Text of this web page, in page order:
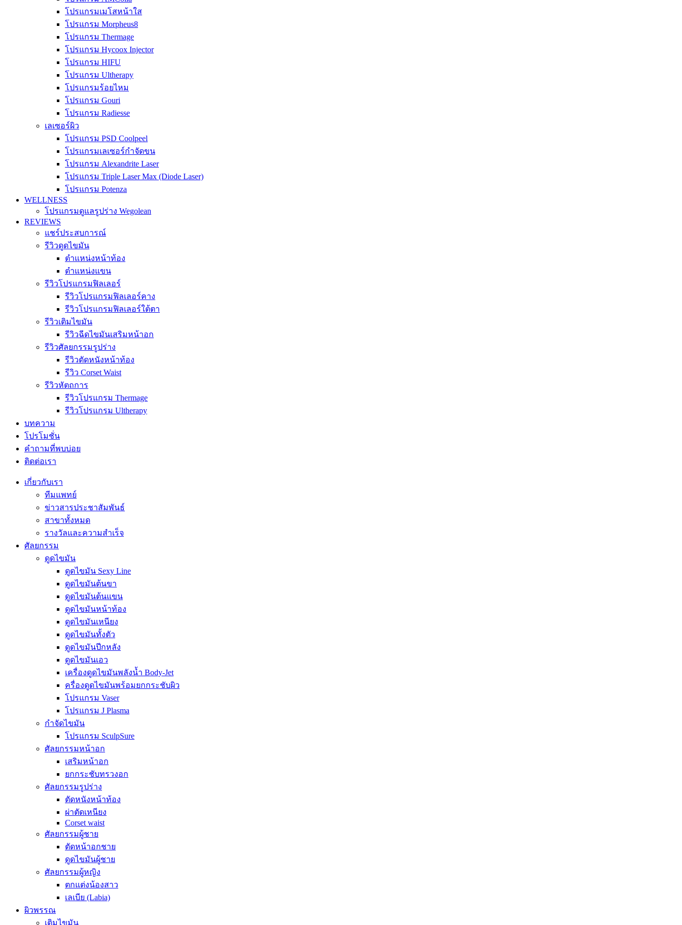
โปรแกรมเมโสหน้าใส
โปรแกรม Morpheus8
โปรแกรม Thermage
โปรแกรม Hycoox Injector
โปรแกรม HIFU
โปรแกรม Ultherapy
โปรแกรมร้อยไหม
โปรแกรม Gouri
โปรแกรม Radiesse
เลเซอร์ผิว
โปรแกรม PSD Coolpeel
โปรแกรมเลเซอร์กำจัดขน
โปรแกรม Alexandrite Laser
โปรแกรม Triple Laser Max (Diode Laser)
โปรแกรม Potenza
WELLNESS
โปรแกรมดูแลรูปร่าง Wegolean
REVIEWS
แชร์ประสบการณ์
รีวิวดูดไขมัน
ตำแหน่งหน้าท้อง
ตำแหน่งแขน
รีวิวโปรแกรมฟิลเลอร์
รีวิวโปรแกรมฟิลเลอร์คาง
รีวิวโปรแกรมฟิลเลอร์ใต้ตา
รีวิวเติมไขมัน
รีวิวฉีดไขมันเสริมหน้าอก
รีวิวศัลยกรรมรูปร่าง
รีวิวตัดหนังหน้าท้อง
รีวิว Corset Waist
รีวิวหัตถการ
รีวิวโปรแกรม Thermage
รีวิวโปรแกรม Ultherapy
บทความ
โปรโมชั่น
คำถามที่พบบ่อย
ติดต่อเรา
เกี่ยวกับเรา
ทีมแพทย์
ข่าวสารประชาสัมพันธ์
สาขาทั้งหมด
รางวัลและความสำเร็จ
ศัลยกรรม
ดูดไขมัน
ดูดไขมัน Sexy Line
ดูดไขมันต้นขา
ดูดไขมันต้นแขน
ดูดไขมันหน้าท้อง
ดูดไขมันเหนียง
ดูดไขมันทั้งตัว
ดูดไขมันปีกหลัง
ดูดไขมันเอว
เครื่องดูดไขมันพลังน้ำ Body-Jet
ครื่องดูดไขมันพร้อมยกกระชับผิว
โปรแกรม Vaser
โปรแกรม J Plasma
กำจัดไขมัน
โปรแกรม SculpSure
ศัลยกรรมหน้าอก
เสริมหน้าอก
ยกกระชับทรวงอก
ศัลยกรรมรูปร่าง
ตัดหนังหน้าท้อง
ผ่าตัดเหนียง
Corset waist
ศัลยกรรมผู้ชาย
ตัดหน้าอกชาย
ดูดไขมันผู้ชาย
ศัลยกรรมผู้หญิง
ตกแต่งน้องสาว
เลเบีย (Labia)
ผิวพรรณ
เติมไขมัน